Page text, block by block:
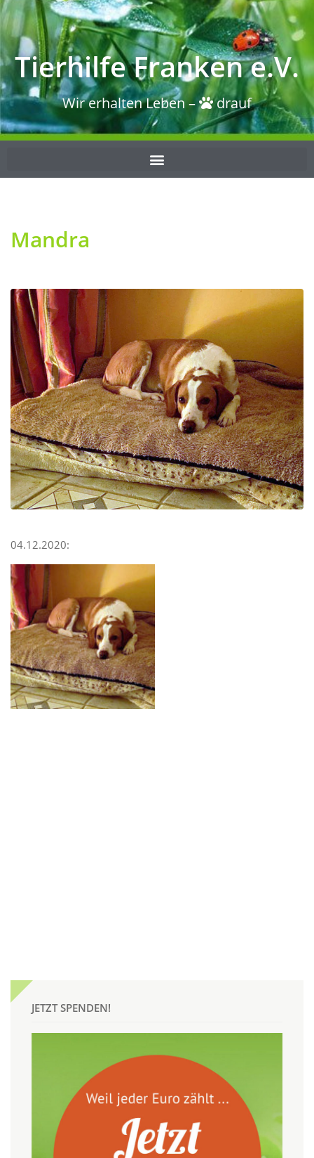
Tierhilfe Franken e.V.
Wir erhalten Leben – drauf
Mandra
04.12.2020:
JETZT SPENDEN!